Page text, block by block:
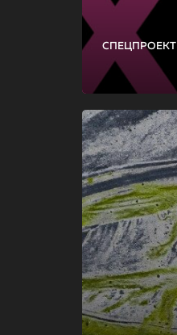
СПЕЦПРОЕКТ